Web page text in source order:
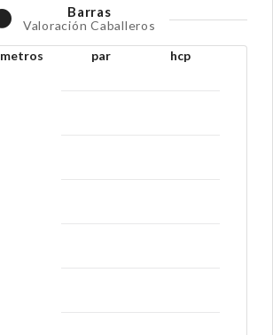
Barras
Valoración Caballeros
metros par hcp